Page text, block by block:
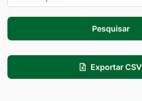
Pesquisar
Exportar CSV